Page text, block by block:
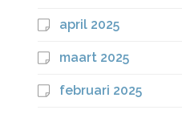
april 2025
maart 2025
februari 2025